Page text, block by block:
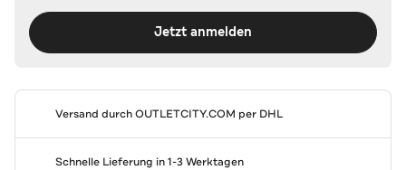
Jetzt anmelden
Versand durchOUTLETCITY.COM per DHL
Schnelle Lieferung in 1-3 Werktagen